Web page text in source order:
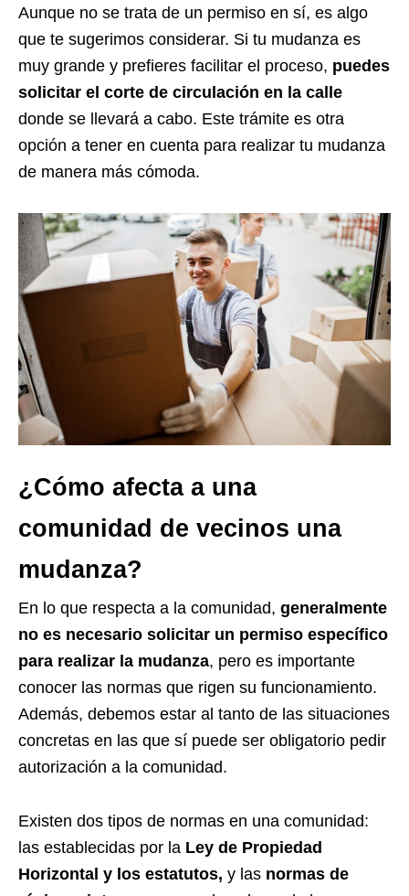
Aunque no se trata de un permiso en sí, es algo
que te sugerimos considerar. Si tu mudanza es
muy grande y prefieres facilitar el proceso, puedes
solicitar el corte de circulación en la calle
donde se llevará a cabo. Este trámite es otra
opción a tener en cuenta para realizar tu mudanza
de manera más cómoda.
¿Cómo afecta a una
comunidad de vecinos una
mudanza?
En lo que respecta a la comunidad, generalmente
no es necesario solicitar un permiso específico
para realizar la mudanza, pero es importante
conocer las normas que rigen su funcionamiento.
Además, debemos estar al tanto de las situaciones
concretas en las que sí puede ser obligatorio pedir
autorización a la comunidad.
Existen dos tipos de normas en una comunidad:
las establecidas por la Ley de Propiedad
Horizontal y los estatutos, y las normas de